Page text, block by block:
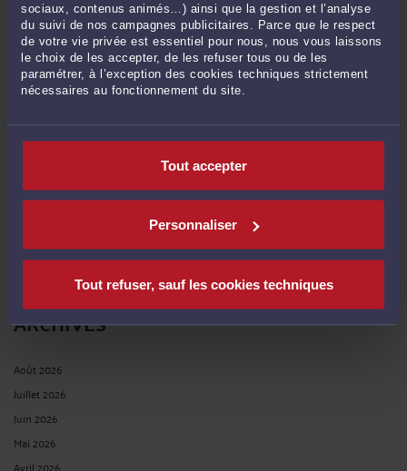
sociaux, contenus animés…) ainsi que la gestion et l’analyse
du suivi de nos campagnes publicitaires. Parce que le respect
de votre vie privée est essentiel pour nous, nous vous laissons
le choix de les accepter, de les refuser tous ou de les
paramétrer, à l’exception des cookies techniques strictement
nécessaires au fonctionnement du site.
Tout accepter
Personnaliser
Tout refuser, sauf les cookies techniques
Mme Shalini SHALINIGUPTA :« We know how important it is to make a good
first impression, and we make ... »
Le 30 juin 2026 à 08:35surFrench labour law Sexual Harassment ...
RECHERCHE
au
ARCHIVES
Août 2026
Juillet 2026
Juin 2026
Mai 2026
Avril 2026